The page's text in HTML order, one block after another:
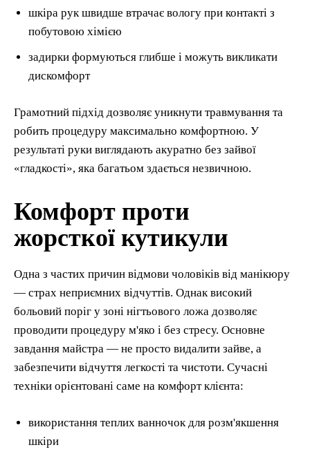
шкіра рук швидше втрачає вологу при контакті з
побутовою хімією
задирки формуються глибше і можуть викликати
дискомфорт
Грамотний підхід дозволяє уникнути травмування та
робить процедуру максимально комфортною. У
результаті руки виглядають акуратно без зайвої
«гладкості», яка багатьом здається незвичною.
Комфорт проти
жорсткої кутикули
Одна з частих причин відмови чоловіків від манікюру
— страх неприємних відчуттів. Однак високий
больовий поріг у зоні нігтьового ложа дозволяє
проводити процедуру м'яко і без стресу. Основне
завдання майстра — не просто видалити зайве, а
забезпечити відчуття легкості та чистоти. Сучасні
техніки орієнтовані саме на комфорт клієнта:
використання теплих ванночок для розм'якшення
шкіри